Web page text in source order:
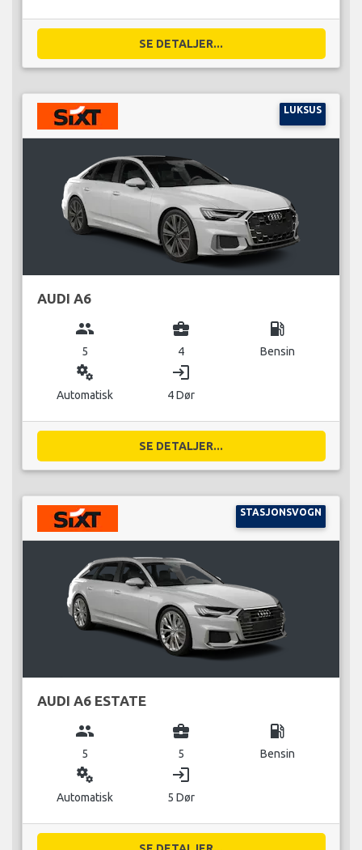
SE DETALJER...
LUKSUS
AUDI A6
group
5
business_center
4
local_gas_station
Bensin
miscellaneous_services
Automatisk
login
4 Dør
SE DETALJER...
STASJONSVOGN
AUDI A6 ESTATE
group
5
business_center
5
local_gas_station
Bensin
miscellaneous_services
Automatisk
login
5 Dør